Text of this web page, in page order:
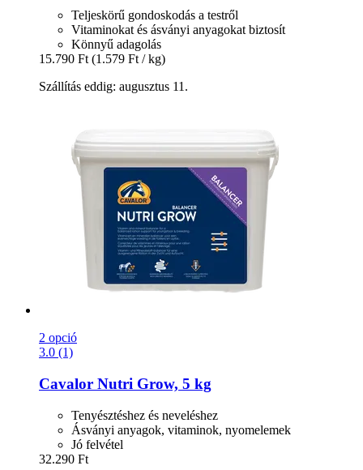
Teljeskörű gondoskodás a testről
Vitaminokat és ásványi anyagokat biztosít
Könnyű adagolás
15.790 Ft (1.579 Ft / kg)
Szállítás eddig: augusztus 11.
2 opció
3.0 (1)
Cavalor Nutri Grow, 5 kg
Tenyésztéshez és neveléshez
Ásványi anyagok, vitaminok, nyomelemek
Jó felvétel
32.290 Ft